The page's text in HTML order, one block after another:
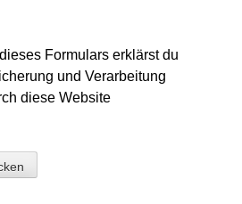
Formulars erklärst du
und Verarbeitung
diese Website